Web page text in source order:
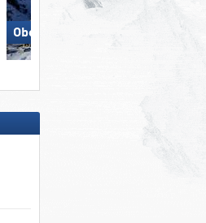
Obertauern